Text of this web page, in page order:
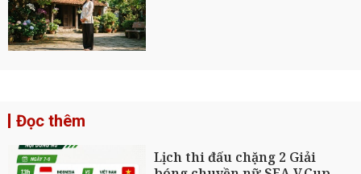
Đọc thêm
Lịch thi đấu chặng 2 Giải